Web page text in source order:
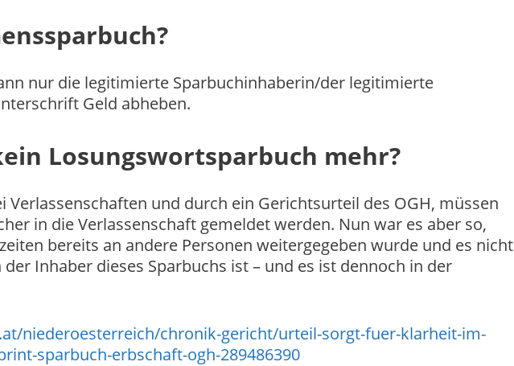
nur die legitimierte Sparbuchinhaberin/der legitimierte
Geld abheben.
Losungswortsparbuch mehr?
Verlassenschaften und durch ein Gerichtsurteil des OGH, müssen
in die Verlassenschaft gemeldet werden. Nun war es aber so,
bereits an andere Personen weitergegeben wurde und es nicht
Inhaber dieses Sparbuchs ist – und es ist dennoch in der
niederoesterreich/chronik-gericht/urteil-sorgt-fuer-klarheit-im-
sparbuch-erbschaft-ogh-289486390